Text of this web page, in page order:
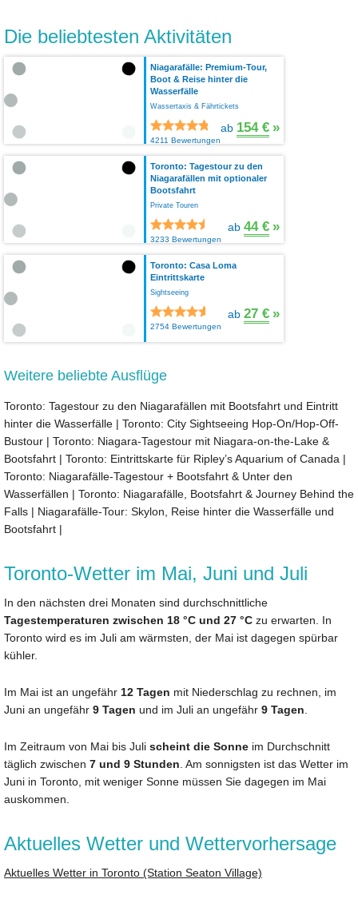
Die beliebtesten Aktivitäten
Niagarafälle: Premium-Tour,
Boot & Reise hinter die
Wasserfälle
Wassertaxis & Fährtickets
4211 Bewertungen
ab 154 € »
Toronto: Tagestour zu den
Niagarafällen mit optionaler
Bootsfahrt
Private Touren
3233 Bewertungen
ab 44 € »
Toronto: Casa Loma
Eintrittskarte
Sightseeing
2754 Bewertungen
ab 27 € »
Weitere beliebte Ausflüge
Toronto: Tagestour zu den Niagarafällen mit Bootsfahrt und Eintritt
hinter die Wasserfälle | Toronto: City Sightseeing Hop-On/Hop-Off-
Bustour | Toronto: Niagara-Tagestour mit Niagara-on-the-Lake &
Bootsfahrt | Toronto: Eintrittskarte für Ripley’s Aquarium of Canada |
Toronto: Niagarafälle-Tagestour + Bootsfahrt & Unter den
Wasserfällen | Toronto: Niagarafälle, Bootsfahrt & Journey Behind the
Falls | Niagarafälle-Tour: Skylon, Reise hinter die Wasserfälle und
Bootsfahrt |
Toronto-Wetter im Mai, Juni und Juli
In den nächsten drei Monaten sind durchschnittliche
Tagestemperaturen zwischen 18 °C und 27 °C zu erwarten. In
Toronto wird es im Juli am wärmsten, der Mai ist dagegen spürbar
kühler.
Im Mai ist an ungefähr 12 Tagen mit Niederschlag zu rechnen, im
Juni an ungefähr 9 Tagen und im Juli an ungefähr 9 Tagen
Im Zeitraum von Mai bis Juli scheint die Sonne im Durchschnitt
täglich zwischen 7 und 9 Stunden . Am sonnigsten ist das Wetter im
Juni in Toronto, mit weniger Sonne müssen Sie dagegen im Mai
auskommen.
Aktuelles Wetter und Wettervorhersage
Aktuelles Wetter in Toronto (Station Seaton Village)